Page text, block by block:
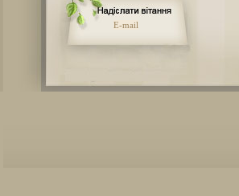
E-mail